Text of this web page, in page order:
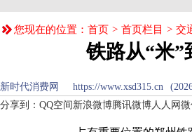
您现在的位置： 首页 > 首页栏目 > 交
铁路从“米”
新时代消费网 https://www.xsd315.cn
分享到： QQ空间 新浪微博腾讯微博人人网